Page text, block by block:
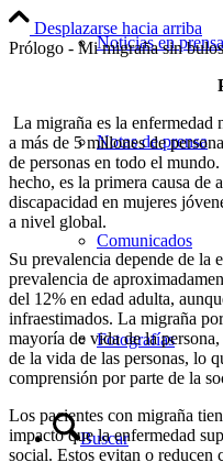
Noticias en prensa
Notas de prensa
Comunicados
Fotografías
Buscar
Desplazarse hacia arriba
Prólogo - Mi migraña sin bulos
La migraña es la enfermedad
a más de 5 millones de
de personas en todo el
hecho, es la primera causa de
discapacidad en mujeres
a nivel global.
Su prevalencia depende de la
prevalencia de
del 12% en edad adulta,
infraestimados. La migraña
mayoría de vida de la
de la vida de las personas, lo
comprensión por parte de la
Los pacientes con migraña
impacto que la enfermedad
social. Estos evitan o reducen